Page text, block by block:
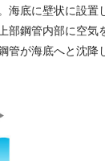
海底に壁状に設置
鋼管内部に空気
が海底へと沈降